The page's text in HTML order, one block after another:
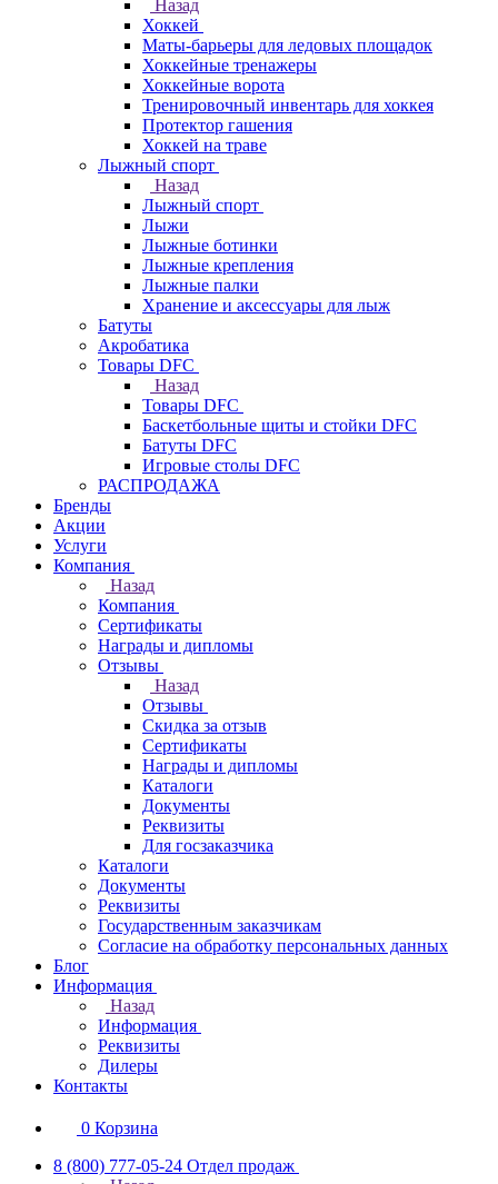
Назад
Хоккей
Маты-барьеры для ледовых площадок
Хоккейные тренажеры
Хоккейные ворота
Тренировочный инвентарь для хоккея
Протектор гашения
Хоккей на траве
Лыжный спорт
Назад
Лыжный спорт
Лыжи
Лыжные ботинки
Лыжные крепления
Лыжные палки
Хранение и аксессуары для лыж
Батуты
Акробатика
Товары DFC
Назад
Товары DFC
Баскетбольные щиты и стойки DFC
Батуты DFC
Игровые столы DFC
РАСПРОДАЖА
Бренды
Акции
Услуги
Компания
Назад
Компания
Сертификаты
Награды и дипломы
Отзывы
Назад
Отзывы
Скидка за отзыв
Сертификаты
Награды и дипломы
Каталоги
Документы
Реквизиты
Для госзаказчика
Каталоги
Документы
Реквизиты
Государственным заказчикам
Согласие на обработку персональных данных
Блог
Информация
Назад
Информация
Реквизиты
Дилеры
Контакты
0 Корзина
8 (800) 777-05-24 Отдел продаж